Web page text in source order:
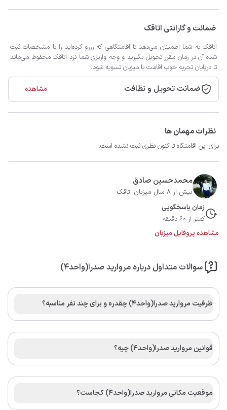
ضمانت و گارانتی اتاقک
اتاقک به شما اطمینان می‌دهد تا اقامتگاهی که رزرو کرده‌اید را با مشخصات ثبت
شده آن در زمان مقرر تحویل بگیرید و وجه واریزی شما نزد اتاقک محفوظ می‌ماند
تا درپایان تجربه خوب اقامت با میزبان تسویه شود.
ضمانت تحویل و نظافت مشاهده
نظرات مهمان ها
برای این اقامتگاه تا کنون نظری ثبت نشده است.
محمدحسین صادق
بیش از 8 سال میزبان اتاقک
زمان پاسخگویی
کمتر از 60 دقیقه
مشاهده پروفایل میزبان
سوالات متداول درباره مروارید صدرا(واحد4)
ظرفیت مروارید صدرا(واحد4) چقدره و برای چند نفر مناسبه؟
قوانین مروارید صدرا(واحد4) چیه؟
موقعیت مکانی مروارید صدرا(واحد4) کجاست؟